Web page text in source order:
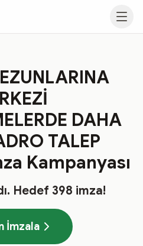
DAHA
TALEP
Kampanyası
. Hedef 398 imza!
İmzala